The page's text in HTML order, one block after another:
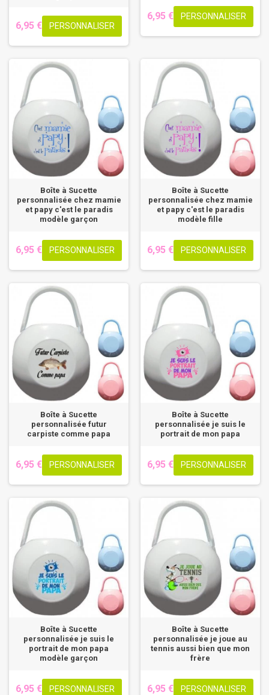
6,95 € PERSONNALISER
6,95 € PERSONNALISER
Boîte à Sucette
personnalisée chez mamie
et papy c'est le paradis
modèle garçon
6,95 € PERSONNALISER
Boîte à Sucette
personnalisée chez mamie
et papy c'est le paradis
modèle fille
6,95 € PERSONNALISER
Boîte à Sucette
personnalisée futur
carpiste comme papa
6,95 € PERSONNALISER
Boîte à Sucette
personnalisée je suis le
portrait de mon papa
6,95 € PERSONNALISER
Boîte à Sucette
personnalisée je suis le
portrait de mon papa
modèle garçon
6,95 € PERSONNALISER
Boîte à Sucette
personnalisée je joue au
tennis aussi bien que mon
frère
6,95 € PERSONNALISER